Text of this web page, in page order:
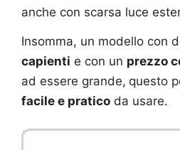
anche con scarsa luce
Insomma, un modello con
capienti e con un prezzo
ad essere grande, questo
facile e pratico da usare.